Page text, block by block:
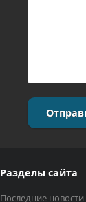
Разделы сайта
Последние новости